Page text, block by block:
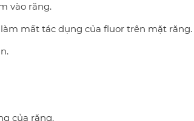
vào răng.
mất tác dụng của fluor trên mặt răng.
của răng.